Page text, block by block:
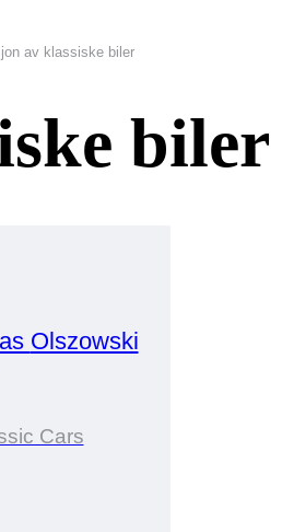
av klassiske biler
biler
Olszowski
Cars